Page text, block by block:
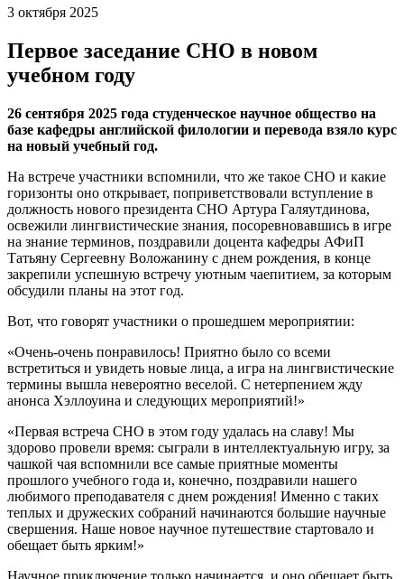
3 октября 2025
Первое заседание СНО в новом
учебном году
26 сентября 2025 года студенческое научное общество на
базе кафедры английской филологии и перевода взяло курс
на новый учебный год.
На встрече участники вспомнили, что же такое СНО и какие
горизонты оно открывает, поприветствовали вступление в
должность нового президента СНО Артура Галяутдинова,
освежили лингвистические знания, посоревновавшись в игре
на знание терминов, поздравили доцента кафедры АФиП
Татьяну Сергеевну Воложанину с днем рождения, в конце
закрепили успешную встречу уютным чаепитием, за которым
обсудили планы на этот год.
Вот, что говорят участники о прошедшем мероприятии:
«Очень-очень понравилось! Приятно было со всеми
встретиться и увидеть новые лица, а игра на лингвистические
термины вышла невероятно веселой. С нетерпением жду
анонса Хэллоуина и следующих мероприятий!»
«Первая встреча СНО в этом году удалась на славу! Мы
здорово провели время: сыграли в интеллектуальную игру, за
чашкой чая вспомнили все самые приятные моменты
прошлого учебного года и, конечно, поздравили нашего
любимого преподавателя с днем рождения! Именно с таких
теплых и дружеских собраний начинаются большие научные
свершения. Наше новое научное путешествие стартовало и
обещает быть ярким!»
Научное приключение только начинается, и оно обещает быть